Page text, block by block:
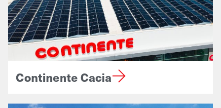
Continente Cacia